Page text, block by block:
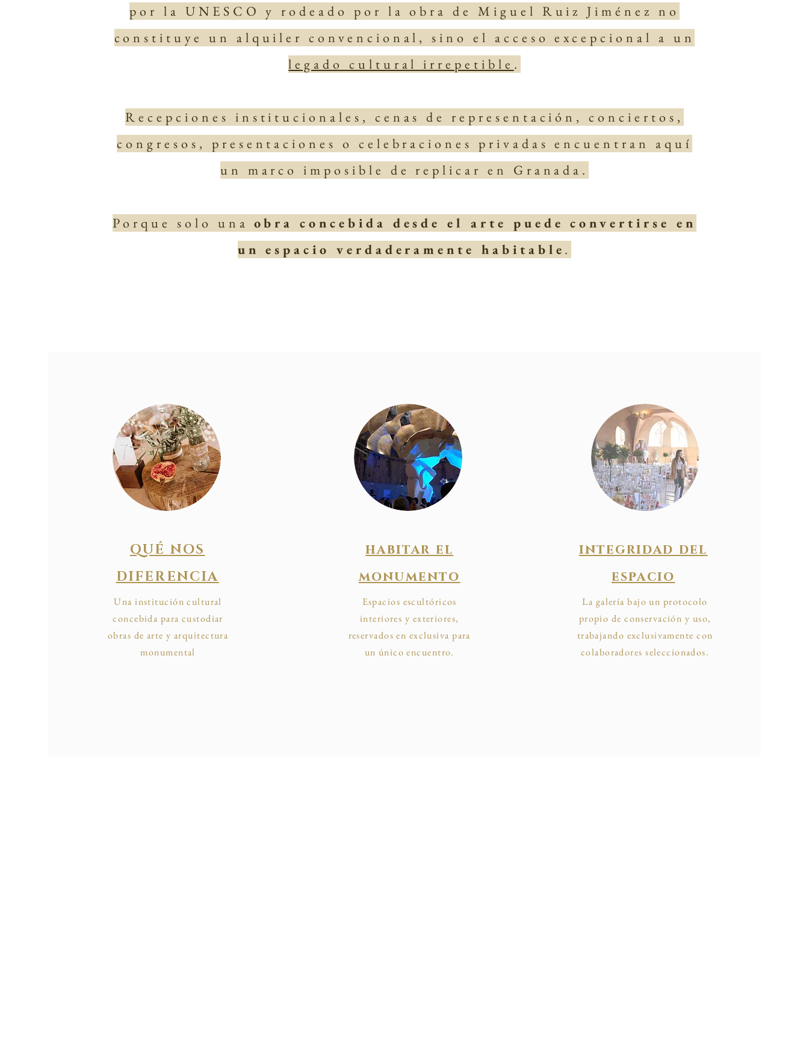
por la UNESCO y rodeado por la obra de Miguel Ruiz Jiménez no
constituye un alquiler convencional, sino el acceso excepcional a un
legado cultural irrepetible .
Recepciones institucionales, cenas de representación, conciertos,
congresos, presentaciones o celebraciones privadas encuentran aquí
un marco imposible de replicar en Granada.
Porque solo unaobra concebida desde el arte puede convertirse en
un espacio verdaderamente habitable .
QUÉ NOS
DIFERENCIA
Una institución cultural
concebida para custodiar
obras de arte y arquitectura
monumental
habitar el
monumento
Espacios escultóricos
interiores y exteriores,
reservados en exclusiva para
un único encuentro.
integridad del
espacio
La galería bajo un protocolo
propio de conservación y uso,
trabajando exclusivamente con
colaboradores seleccionados.